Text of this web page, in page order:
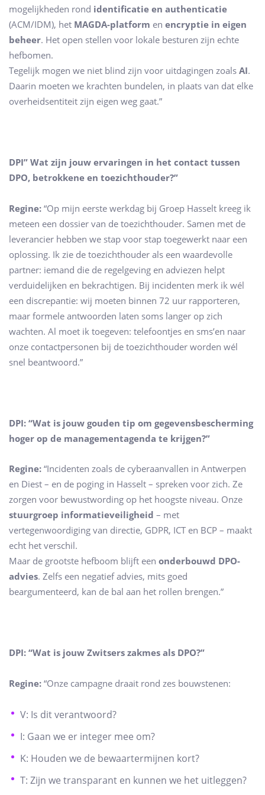
mogelijkheden rond identificatie en authenticatie
(ACM/IDM), het MAGDA-platform en encryptie in eigen
beheer. Het open stellen voor lokale besturen zijn echte
hefbomen.
Tegelijk mogen we niet blind zijn voor uitdagingen zoals AI.
Daarin moeten we krachten bundelen, in plaats van dat elke
overheidsentiteit zijn eigen weg gaat.”
DPI” Wat zijn jouw ervaringen in het contact tussen
DPO, betrokkene en toezichthouder?”
Regine: “Op mijn eerste werkdag bij Groep Hasselt kreeg ik
meteen een dossier van de toezichthouder. Samen met de
leverancier hebben we stap voor stap toegewerkt naar een
oplossing. Ik zie de toezichthouder als een waardevolle
partner: iemand die de regelgeving en adviezen helpt
verduidelijken en bekrachtigen. Bij incidenten merk ik wél
een discrepantie: wij moeten binnen 72 uur rapporteren,
maar formele antwoorden laten soms langer op zich
wachten. Al moet ik toegeven: telefoontjes en sms’en naar
onze contactpersonen bij de toezichthouder worden wél
snel beantwoord.”
DPI: “Wat is jouw gouden tip om gegevensbescherming
hoger op de managementagenda te krijgen?”
Regine: “Incidenten zoals de cyberaanvallen in Antwerpen
en Diest – en de poging in Hasselt – spreken voor zich. Ze
zorgen voor bewustwording op het hoogste niveau. Onze
stuurgroep informatieveiligheid – met
vertegenwoordiging van directie, GDPR, ICT en BCP – maakt
echt het verschil.
Maar de grootste hefboom blijft een onderbouwd DPO-
advies. Zelfs een negatief advies, mits goed
beargumenteerd, kan de bal aan het rollen brengen.”
DPI: “Wat is jouw Zwitsers zakmes als DPO?”
Regine: “Onze campagne draait rond zes bouwstenen:
V: Is dit verantwoord?
I: Gaan we er integer mee om?
K: Houden we de bewaartermijnen kort?
T: Zijn we transparant en kunnen we het uitleggen?